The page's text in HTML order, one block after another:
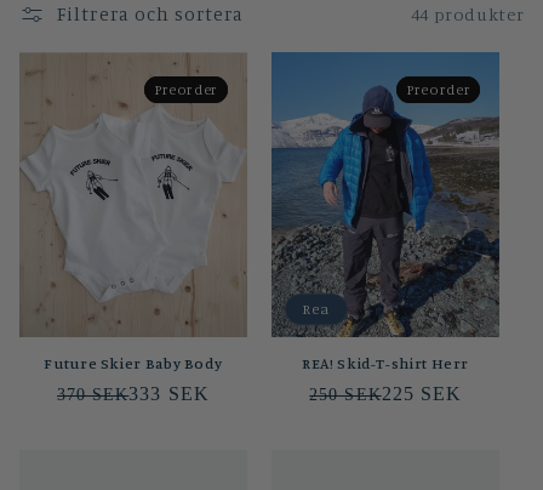
Filtrera och sortera 44 produkter
Preorder
Future Skier Baby Body
333 SEK
370 SEK
Preorder
Rea
Preorder
REA! Skid-T-shirt Herr
225 SEK
250 SEK
Preorder